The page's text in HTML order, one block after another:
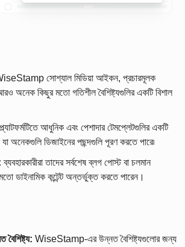
সোশ্যাল মিডিয়া আইকন, প্রচারমূলক
অনেক কিছুর মতো গতিশীল বৈশিষ্ট্যগুলির একটি বিশাল
প্ল্যাটফর্মটিতে আধুনিক এবং পেশাদার টেমপ্লেটগুলির একটি
অনেকগুলি ডিজাইনের পছন্দগুলি পূরণ করতে পারে৷
ব্যবহারকারীরা তাদের সর্বশেষ ব্লগ পোস্ট বা চলমান
ডাইনামিক কন্টেন্ট অন্তর্ভুক্ত করতে পারেন।
বৈশিষ্ট্য: WiseStamp-এর উন্নত বৈশিষ্ট্যগুলোর জন্য